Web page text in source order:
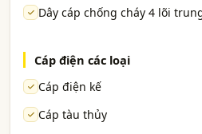
Dây cáp chống cháy 4 lõi
Cáp điện các loại
Cáp điện kế
Cáp tàu thủy